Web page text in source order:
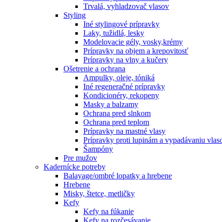
Trvalá, vyhladzovač vlasov
Styling
Iné stylingové prípravky
Laky, tužidlá, lesky
Modelovacie gély, vosky,krémy
Prípravky na objem a krepovitosť
Prípravky na vlny a kučery
Ošetrenie a ochrana
Ampulky, oleje, tóniká
Iné regeneračné prípravky
Kondicionéry, rekopeny
Masky a balzamy
Ochrana pred slnkom
Ochrana pred teplom
Prípravky na mastné vlasy
Prípravky proti lupinám a vypadávaniu
Šampóny
Pre mužov
Kadernícke potreby
Balayage/ombré lopatky a hrebene
Hrebene
Misky, štetce, metličky
Kefy
Kefy na fúkanie
Kefy na rozčesávanie